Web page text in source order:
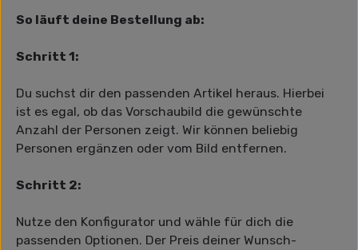
So läuft deine Bestellung ab:
Schritt 1:
Du suchst dir den passenden Artikel heraus. Hierbei
ist es egal, ob das Vorschaubild die gewünschte
Anzahl der Personen zeigt. Wir können beliebig
Personen ergänzen oder vom Bild entfernen.
Schritt 2:
Nutze den Konfigurator und wähle für dich die
passenden Optionen. Der Preis deiner Wunsch-